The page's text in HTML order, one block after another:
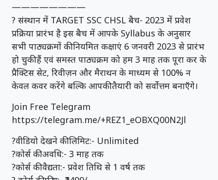
————————
? संस्थान में TARGET SSC CHSL बैच- 2023 में प्रवेश
प्रक्रिया प्रारंभ है इस बैच में आपके Syllabus के अनुसार
सभी पाठ्यक्रमों की नियमित कक्षाएं 6 जनवरी 2023 से प्रारंभ
हो चुकी हैं एवं समस्त पाठ्यक्रम को हम 3 माह तक पूरा कर के
प्रैक्टिस सेट, रिवीज़न और मैराथन के माध्यम से 100% न
केवल कवर करेंगे बल्कि आपकी तैयारी को सर्वोत्तम बनाएँगे।
Join Free Telegram
https://telegram.me/+REZ1_eOBXQ00N2Jl
?वीडियो देखने की लिमिट:- Unlimited
?कोर्स की अवधि:- 3 माह तक
?कोर्स की वैद्यता:- प्रवेश तिथि से 1 वर्ष तक